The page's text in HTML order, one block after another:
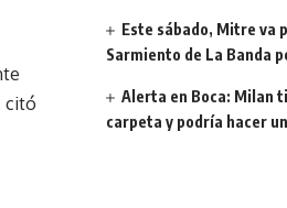
citó
Este sábado, Mitre va
Sarmiento de La Banda
Alerta en Boca: Milan
carpeta y podría hacer